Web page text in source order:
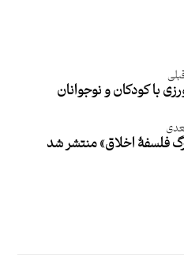
با کودکان و نوجوانان
فلسفۀ اخلاق» منتشر شد